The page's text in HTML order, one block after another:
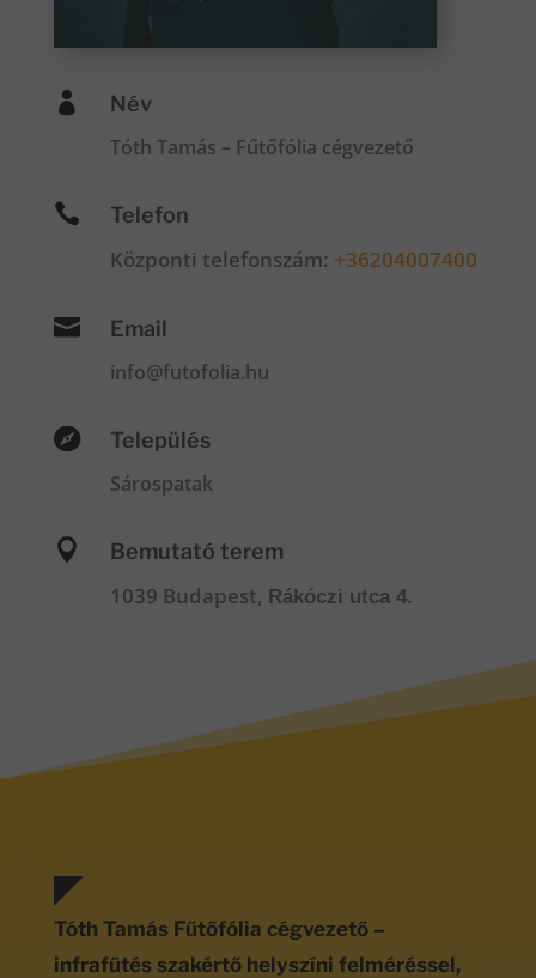
 Név
Tóth Tamás – Fűtőfólia cégvezető
 Telefon
Központi telefonszám: +36204007400
 Email
info@futofolia.hu
 Település
Sárospatak
 Bemutató terem
1039 Budapest, Rákóczi utca 4.
Tóth Tamás Fűtőfólia cégvezető –
infrafűtés szakértő helyszíni felméréssel,